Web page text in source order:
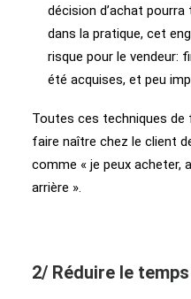
décision d’achat
dans la pratique, cet
risque pour le vendeur:
été acquises, et peu
Toutes ces techniques
faire naître chez le client
comme « je peux acheter,
arrière ».
2/ Réduire le